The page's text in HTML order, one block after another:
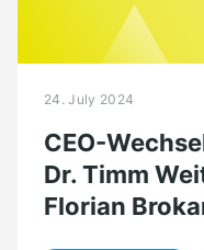
24. July 2024
CEO-
Dr. Timm
Florian